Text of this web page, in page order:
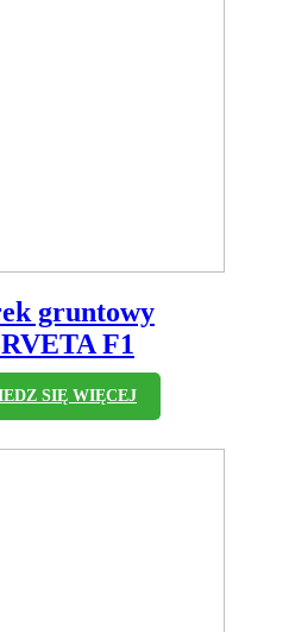
gruntowy
F1
SIĘ WIĘCEJ